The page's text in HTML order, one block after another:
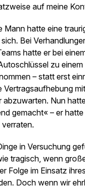
auf meine
Mann hatte eine
Bei
hatte er bei
zu einem
– statt erst
Vertragsaufhebung
abzuwarten. Nun
gemacht« – er
in Versuchung
tragisch, wenn
Folge im Einsatz
Doch wenn wir